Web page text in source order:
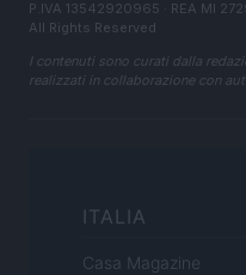
P.IVA 13542920965 · REA MI
All Rights Reserved
I contenuti sono curati dalla
realizzati in collaborazione con
ITALIA
Casa Magazine